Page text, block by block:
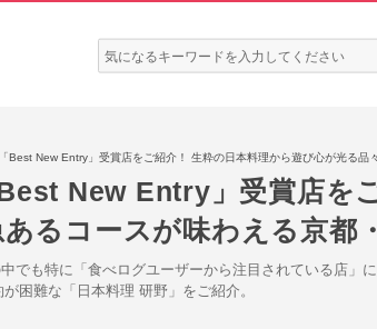
検
索:
Best New Entry」受賞店をご紹介！ 生粋の日本料理から遊び心が光る品
New Entry」受賞店を
るコースが味わえる京都
でも特に「食べログユーザーから注目されている店
困難な「日本料理 研野」をご紹介。